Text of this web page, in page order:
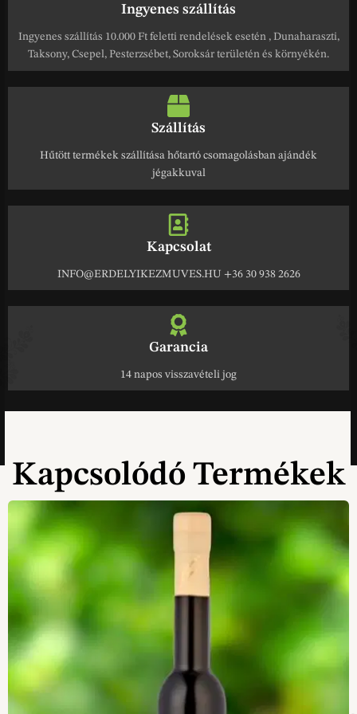
Ingyenes szállítás
Ingyenes szállítás 10.000 Ft feletti rendelések esetén , Dunaharaszti,
Taksony, Csepel, Pesterzsébet, Soroksár területén és környékén.
Szállítás
Hűtött termékek szállítása hőtartó csomagolásban ajándék
jégakkuval
Kapcsolat
INFO@ERDELYIKEZMUVES.HU +36 30 938 2626
Garancia
14 napos visszavételi jog
Kapcsolódó Termékek